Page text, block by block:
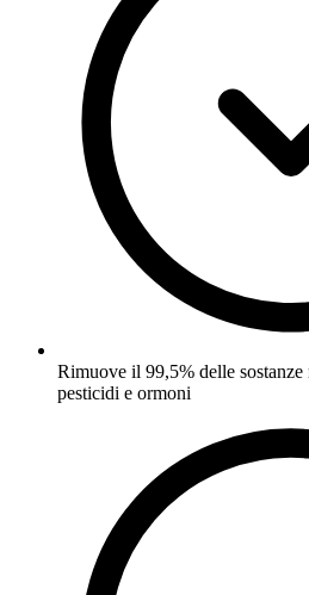
Rimuove il 99,5% delle
pesticidi e ormoni